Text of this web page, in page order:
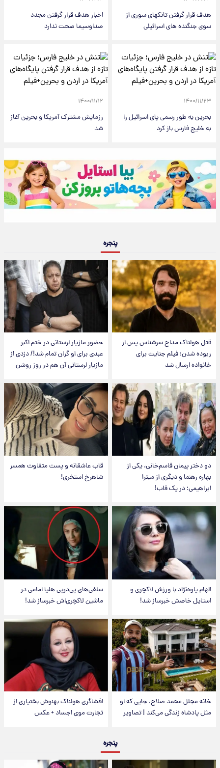
هدف قرار گرفتن تانکهای سوری از
سوی جنگنده های اسرائیلی
اخبار هدف قرار گرفتن مجدد
صداوسیما صحت ندارد
۱۴۰۰/۱۱/۲۳
بحرین به طور رسمی پای اسرائیل را
به خلیج فارس باز کرد
۱۴۰۰/۱۱/۱۲
رزمایش مشترک آمریکا و بحرین آغاز
شد
پنجره
قتل هولناک مداح سرشناس پس از
ربوده شدن؛ فیلم جنایت برای
خانواده ارسال شد
حضور مازیار لرستانی در ختم اکبر
عبدی برای او گران تمام شد!/ دزدی از
مازیار لرستانی آن هم در روز روشن
دو دختر پیمان قاسم‌خانی، یکی از
بهاره رهنما و دیگری از میترا
ابراهیمی؛ در یک قاب!
قاب عاشقانه و پست متفاوت همسر
شاهرخ استخری!
الهام پاوه‌نژاد با ورزش لاکچری و
استایل خاصش خبرساز شد!
سلفی‌های پی‌درپی هلیا امامی در
ماشین لاکچری‌اش خبرساز شد!
خانه مجلل محمد صلاح، جایی که او
مثل پادشاه زندگی می‌کند | تصاویر
افشاگری هولناک بهنوش بختیاری از
تجارت موی اجساد + عکس
پنجره